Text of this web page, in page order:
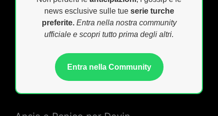
news esclusive sulle tue serie turche
preferite. Entra nella nostra community
ufficiale e scopri tutto prima degli altri.
Entra nella Community